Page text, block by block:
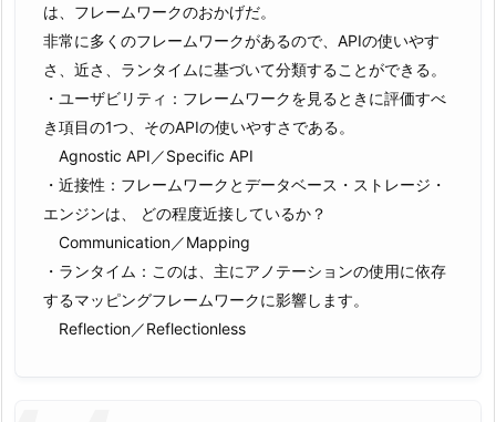
は、フレームワークのおかげだ。
非常に多くのフレームワークがあるので、APIの使いやす
さ、近さ、ランタイムに基づいて分類することができる。
・ユーザビリティ：フレームワークを見るときに評価すべ
き項目の1つ、そのAPIの使いやすさである。
Agnostic API／Specific API
・近接性：フレームワークとデータベース・ストレージ・
エンジンは、 どの程度近接しているか？
Communication／Mapping
・ランタイム：このは、主にアノテーションの使用に依存
するマッピングフレームワークに影響します。
Reflection／Reflectionless